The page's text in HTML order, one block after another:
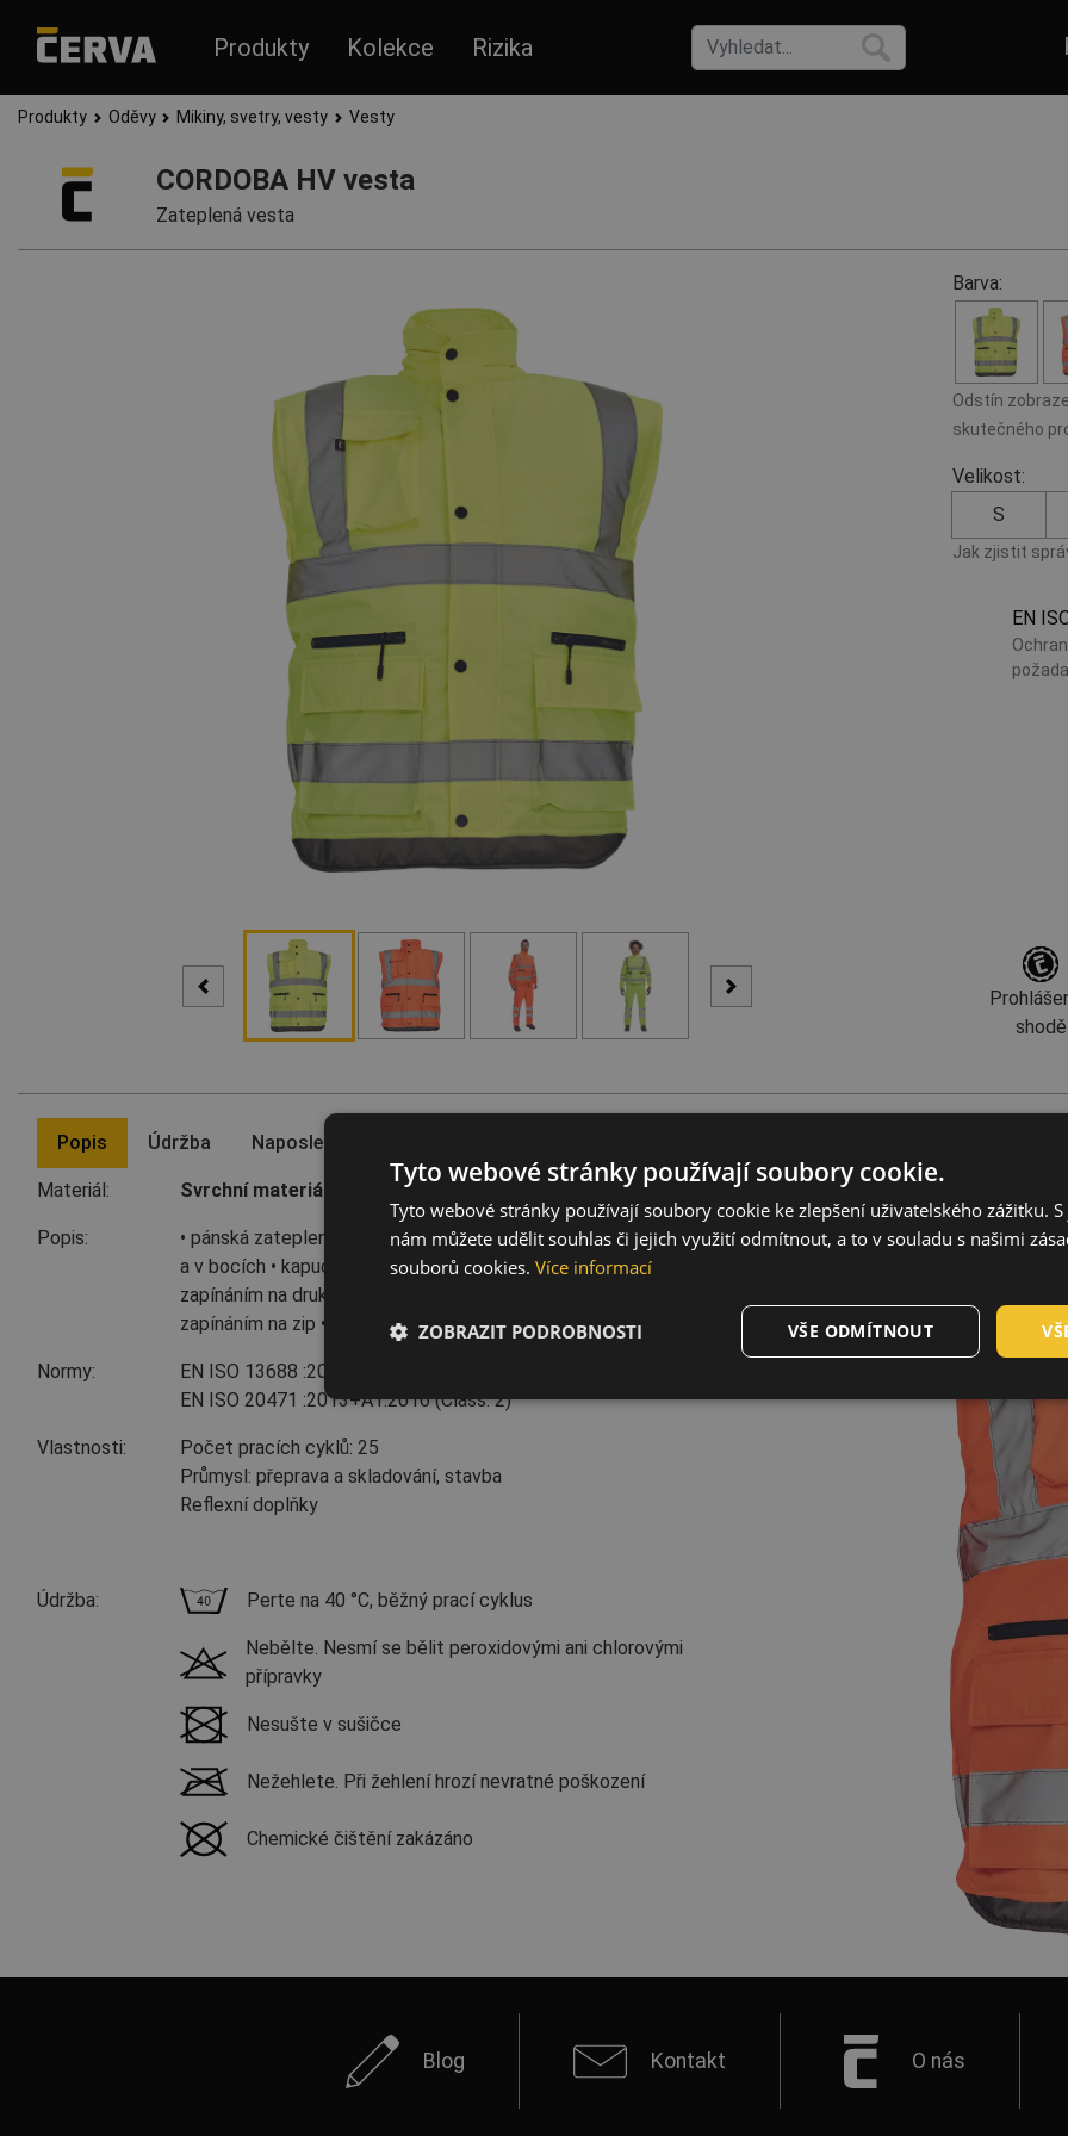
Produkty Kolekce Rizika
Produkty Oděvy Mikiny, svetry, vesty Vesty
CORDOBA HV vesta
Zateplená vesta
Barva:
Odstín
skutečného
Velikost:
S
Jak zjistit
EN
shodě
Popis Údržba Naposledy jste prohlíželi
Materiál: Svrchní materiál: 100 % polyester, 200 g/m²
Popis:
• pánská zateplená full HI-VIS vesta s reflexními pruhy přes ramena
a v bocích • kapuce skrytá v límci • zapínání na zip kryté légou se
zapínáním na druky • 2 přední multifunkční kapsy s klopou a
zapínáním na zip • 1 náprsní kapsa s klopou
Normy: EN ISO 13688 :2013+A1:2021
EN ISO 20471 :2013+A1:2016 (Class: 2)
Vlastnosti:
Počet pracích cyklů: 25
Průmysl: přeprava a skladování, stavba
Reflexní doplňky
Údržba: Perte na 40 °C, běžný prací cyklus
Nebělte. Nesmí se bělit peroxidovými ani chlorovými
přípravky
Nesušte v sušičce
Nežehlete. Při žehlení hrozí nevratné poškození
Chemické čištění zakázáno
Blog Kontakt O nás
Tyto webové stránky používají soubory cookie.
Tyto webové stránky používají soubory cookie ke zlepšení uživatelského zážitku.
nám můžete udělit souhlas či jejich využití odmítnout, a to v souladu s našimi
souborů cookies. Více informací
VŠE ODMÍTNOUT
ZOBRAZIT PODROBNOSTI